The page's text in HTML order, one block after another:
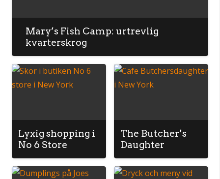
Mary’s Fish Camp: urtrevlig
kvarterskrog
Lyxig shopping i
No 6 Store
The Butcher’s
Daughter